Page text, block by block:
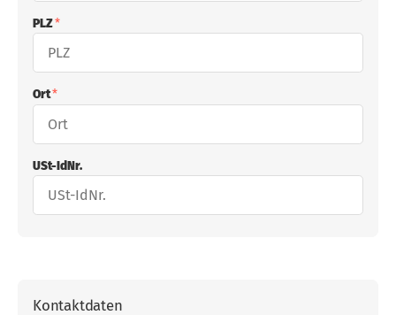
PLZ
Ort
USt-IdNr.
Kontaktdaten